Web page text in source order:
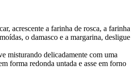
acrescente a farinha de rosca, a farinha
o damasco e a margarina, desligue
misturando delicadamente com uma
forma redonda untada e asse em forno